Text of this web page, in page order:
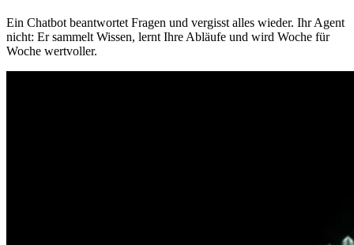
Ein Chatbot beantwortet Fragen und vergisst alles wieder. Ihr Agent
nicht: Er sammelt Wissen, lernt Ihre Abläufe und wird Woche für
Woche wertvoller.